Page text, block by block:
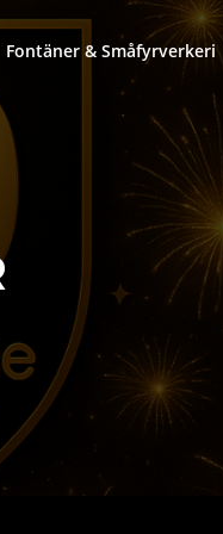
Fontäner & Småfyrverkeri